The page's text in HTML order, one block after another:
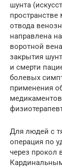
шунта
отвода
направлена
воротной
закрытия
и смерти
болевых
применения
Для людей с
операция по
через прокол